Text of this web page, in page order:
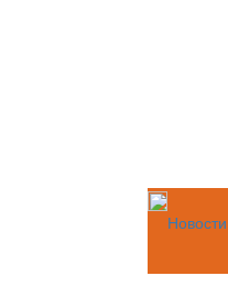
Новости